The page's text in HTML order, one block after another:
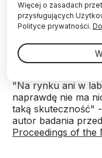
Zespół z
cząsteczkę, z
odpowiednikiem
"Na rynku ani w
naprawdę nie ma
taką skuteczność"
autor badania
Proceedings of the
Więcej o zasadach
przysługujących
Polityce prywatności.